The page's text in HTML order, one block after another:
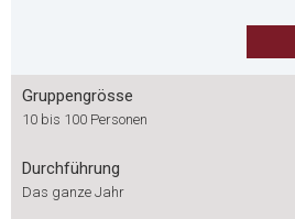
Gruppengrösse
10 bis 100 Personen
Durchführung
Das ganze Jahr